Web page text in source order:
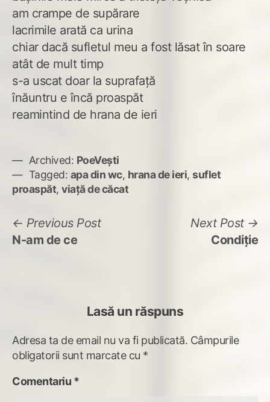
am crampe de supărare
lacrimile arată ca urina
chiar dacă sufletul meu a fost lăsat în soare
atât de mult timp
s-a uscat doar la suprafaţă
înăuntru e încă proaspăt
reamintind de hrana de ieri
Archived: PoeVești
Tagged: apa din wc, hrana de ieri, suflet
proaspăt, viaţă de căcat
Navigare
în
Previous PostPrevious
N-am de ce
Next Post
Condiţie
Lasă un răspuns
Adresa ta de email nu va fi publicată. Câmpurile
obligatorii sunt marcate cu *
Comentariu *